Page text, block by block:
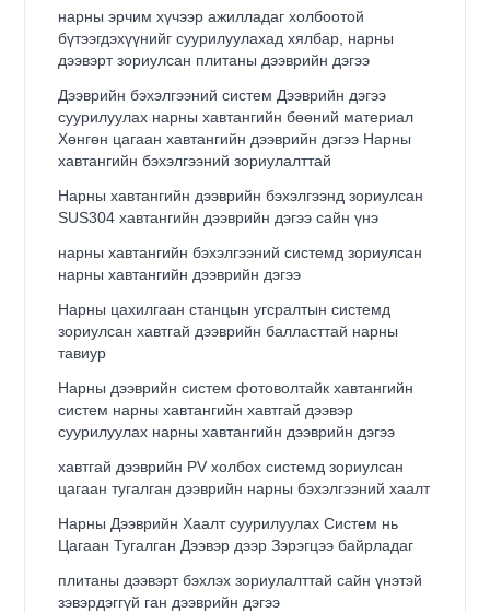
нарны эрчим хүчээр ажилладаг холбоотой
бүтээгдэхүүнийг суурилуулахад хялбар, нарны
дээвэрт зориулсан плитаны дээврийн дэгээ
Дээврийн бэхэлгээний систем Дээврийн дэгээ
суурилуулах нарны хавтангийн бөөний материал
Хөнгөн цагаан хавтангийн дээврийн дэгээ Нарны
хавтангийн бэхэлгээний зориулалттай
Нарны хавтангийн дээврийн бэхэлгээнд зориулсан
SUS304 хавтангийн дээврийн дэгээ сайн үнэ
нарны хавтангийн бэхэлгээний системд зориулсан
нарны хавтангийн дээврийн дэгээ
Нарны цахилгаан станцын угсралтын системд
зориулсан хавтгай дээврийн балласттай нарны
тавиур
Нарны дээврийн систем фотоволтайк хавтангийн
систем нарны хавтангийн хавтгай дээвэр
суурилуулах нарны хавтангийн дээврийн дэгээ
хавтгай дээврийн PV холбох системд зориулсан
цагаан тугалган дээврийн нарны бэхэлгээний хаалт
Нарны Дээврийн Хаалт суурилуулах Систем нь
Цагаан Тугалган Дээвэр дээр Зэрэгцээ байрладаг
плитаны дээвэрт бэхлэх зориулалттай сайн үнэтэй
зэвэрдэггүй ган дээврийн дэгээ